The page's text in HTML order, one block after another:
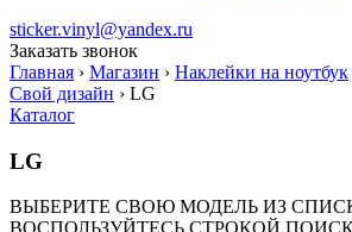
sticker.vinyl@yandex.ru
Заказать звонок
Главная › Магазин › Наклейки на ноутбук
Свой дизайн › LG
Каталог
LG
ВЫБЕРИТЕ СВОЮ МОДЕЛЬ ИЗ